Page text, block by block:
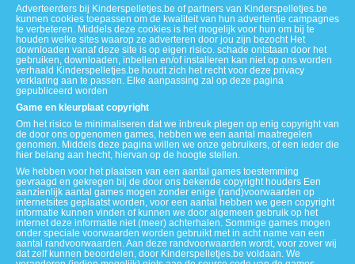
Adverteerders bij Kinderspelletjes.be of partners van Kinderspelletjes.be
kunnen cookies toepassen om de kwaliteit van hun advertentie campagnes
te verbeteren. Middels deze cookies is het mogelijk voor hun om bij te
houden welke sites waarop ze adverteren door jou zijn bezocht Het
downloaden vanaf deze site is op eigen risico. schade ontstaan door het
gebruiken, downloaden, inbellen en/of installeren kan niet op ons worden
verhaald Kinderspelletjes.be houdt zich het recht voor deze privacy
verklaring aan te passen. Elke aanpassing zal op deze pagina
gepubliceerd worden
Game en kleurplaat copyright
Om het risico te minimaliseren dat we inbreuk plegen op enig copyright van
de door ons opgenomen games, hebben we een aantal maatregelen
genomen. Middels deze pagina willen we onze gebruikers, of een ieder die
hier belang aan hecht, hiervan op de hoogte stellen.
We hebben voor het plaatsen van een aantal games toestemming
gevraagd en gekregen bij de door ons bekende copyright houders Een
aanzienlijk aantal games mogen zonder enige (rand)voorwaarden op
internetsites geplaatst worden, voor een aantal hebben we geen copyright
informatie kunnen vinden of kunnen we door algemeen gebruik op het
internet deze informatie niet (meer) achterhalen. Sommige games mogen
onder speciale voorwaarden worden gebruikt met in acht name van een
aantal randvoorwaarden. Aan deze randvoorwaarden wordt, voor zover wij
dat zelf kunnen beoordelen, door Kinderspelletjes.be voldaan. We